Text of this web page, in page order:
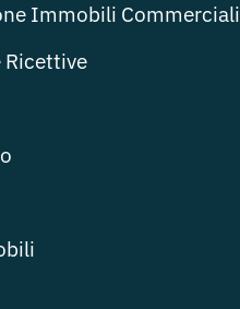
Immobili Commerciali